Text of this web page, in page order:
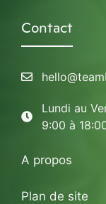
Contact
Lundi au
9:00 à
A propos
Plan de site